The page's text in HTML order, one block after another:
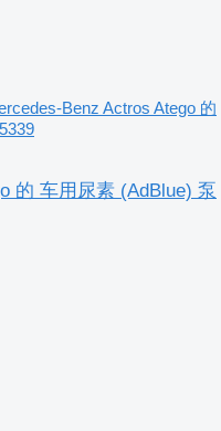
Benz Actros Atego 的
的 车用尿素 (AdBlue) 泵